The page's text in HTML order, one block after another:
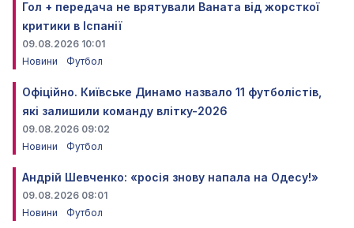
Гол + передача не врятували Ваната від жорсткої
критики в Іспанії
09.08.2026 10:01
Новини
Футбол
Офіційно. Київське Динамо назвало 11 футболістів,
які залишили команду влітку-2026
09.08.2026 09:02
Новини
Футбол
Андрій Шевченко: «росія знову напала на Одесу!»
09.08.2026 08:01
Новини
Футбол